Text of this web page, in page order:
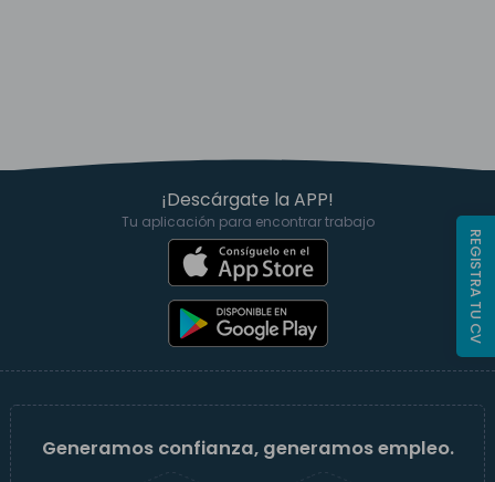
¡Descárgate la APP!
Tu aplicación para encontrar trabajo
Generamos confianza, generamos empleo.
REGISTRA TU CV